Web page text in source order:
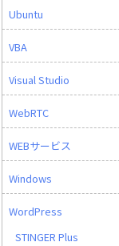
Ubuntu
VBA
Visual Studio
WebRTC
WEBサービス
Windows
WordPress
STINGER Plus